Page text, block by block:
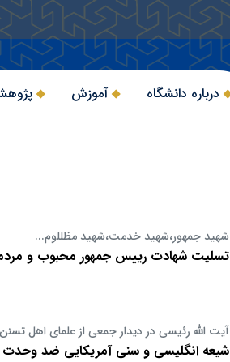
درباره دانشگاه آموزش
شهید جمهور،شهید خدمت،شهید مظللوم...
تسلیت شهادت رییس جمهور محبوب و
آیت الله رئیسی در دیدار جمعی از علمای اهل
شیعه انگلیسی و سنی آمریکایی ضد